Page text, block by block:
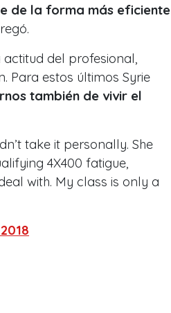
de la forma más eficiente
del profesional,
Para estos últimos Syrie
también de vivir el
take it personally. She
4X400 fatigue,
with. My class is only a